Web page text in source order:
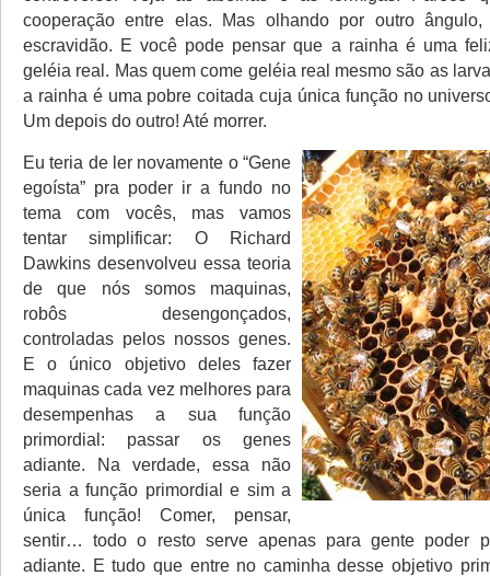
cooperação entre elas. Mas olhando por outro
escravidão. E você pode pensar que a rainha é uma
geléia real. Mas quem come geléia real mesmo são as
a rainha é uma pobre coitada cuja única função no
Um depois do outro! Até morrer.
Eu teria de ler novamente o “Gene
egoísta” pra poder ir a fundo no
tema com vocês, mas vamos
tentar simplificar: O Richard
Dawkins desenvolveu essa teoria
de que nós somos maquinas,
robôs desengonçados,
controladas pelos nossos genes.
E o único objetivo deles fazer
maquinas cada vez melhores para
desempenhas a sua função
primordial: passar os genes
adiante. Na verdade, essa não
seria a função primordial e sim a
única função! Comer, pensar,
sentir… todo o resto serve apenas para gente poder
adiante. E tudo que entre no caminha desse objetivo